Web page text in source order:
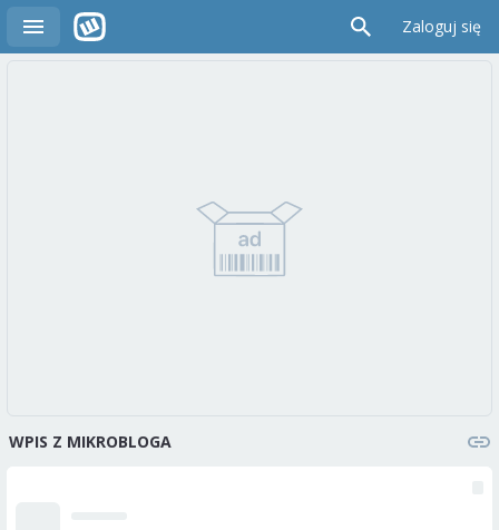
Zaloguj się
WPIS Z MIKROBLOGA